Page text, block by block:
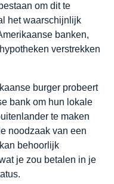
om dit te
het waarschijnlijk
banken,
verstrekken
burger probeert
bank om hun lokale
te maken
noodzaak van een
behoorlijk
je zou betalen in je